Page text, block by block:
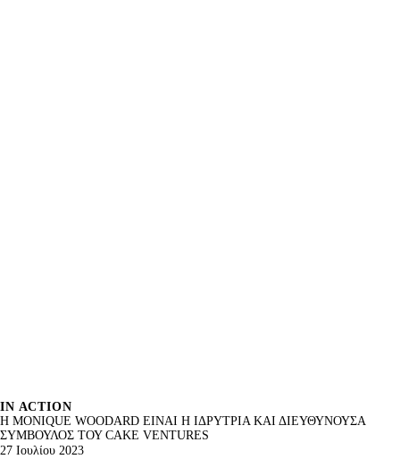
IN ACTION
Η MONIQUE WOODARD ΕΙΝΑΙ Η ΙΔΡΥΤΡΙΑ ΚΑΙ ΔΙΕΥΘΥΝΟΥΣΑ
ΣΥΜΒΟΥΛΟΣ ΤΟΥ CAKE VENTURES
27 Ιουλίου 2023